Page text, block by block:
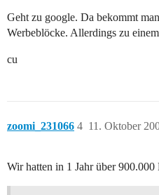
Geht zu google. Da bekommt
Werbeblöcke. Allerdings zu
cu
zoomi_231066 11. Oktober
4
Wir hatten in 1 Jahr über